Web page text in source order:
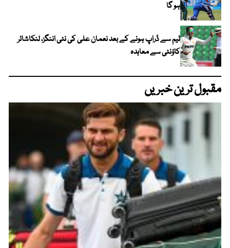
ہو گا
ٹیم سے ڈراپ ہونے کے بعد نعمان علی کی نئی اننگز، لنکاشائر
کاؤنٹی سے معاہدہ
مقبول ترین خبریں